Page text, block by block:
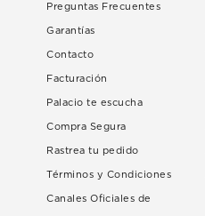
Preguntas Frecuentes
Garantías
Contacto
Facturación
Palacio te escucha
Compra Segura
Rastrea tu pedido
Términos y Condiciones
Canales Oficiales de